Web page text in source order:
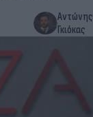
Αντώνης
Γκιόκας